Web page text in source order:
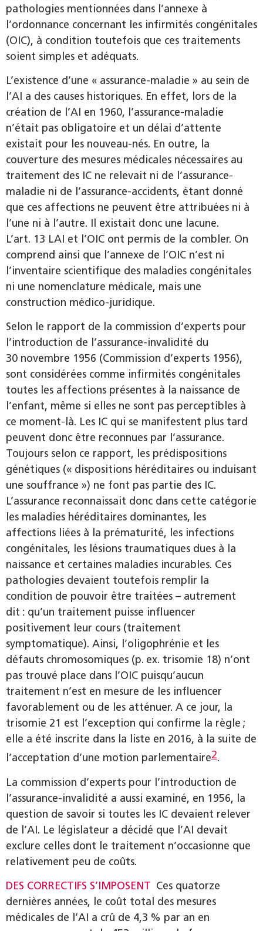
pathologies mentionnées dans l’annexe à
l’ordonnance concernant les infirmités congénitales
(OIC), à condition toutefois que ces traitements
soient simples et adéquats.
L’existence d’une « assurance-maladie » au sein de
l’AI a des causes historiques. En effet, lors de la
création de l’AI en 1960, l’assurance-maladie
n’était pas obligatoire et un délai d’attente
existait pour les nouveau-nés. En outre, la
couverture des mesures médicales nécessaires au
traitement des IC ne relevait ni de l’assurance-
maladie ni de l’assurance-accidents, étant donné
que ces affections ne peuvent être attribuées ni à
l’une ni à l’autre. Il existait donc une lacune.
L’art. 13 LAI et l’OIC ont permis de la combler. On
comprend ainsi que l’annexe de l’OIC n’est ni
l’inventaire scientifique des maladies congénitales
ni une nomenclature médicale, mais une
construction médico-juridique.
Selon le rapport de la commission d’experts pour
l’introduction de l’assurance-invalidité du
30 novembre 1956 (Commission d’experts 1956),
sont considérées comme infirmités congénitales
toutes les affections présentes à la naissance de
l’enfant, même si elles ne sont pas perceptibles à
ce moment-là. Les IC qui se manifestent plus tard
peuvent donc être reconnues par l’assurance.
Toujours selon ce rapport, les prédispositions
génétiques (« dispositions héréditaires ou induisant
une souffrance ») ne font pas partie des IC.
L’assurance reconnaissait donc dans cette catégorie
les maladies héréditaires dominantes, les
affections liées à la prématurité, les infections
congénitales, les lésions traumatiques dues à la
naissance et certaines maladies incurables. Ces
pathologies devaient toutefois remplir la
condition de pouvoir être traitées – autrement
dit : qu’un traitement puisse influencer
positivement leur cours (traitement
symptomatique). Ainsi, l’oligophrénie et les
défauts chromosomiques (p. ex. trisomie 18) n’ont
pas trouvé place dans l’OIC puisqu’aucun
traitement n’est en mesure de les influencer
favorablement ou de les atténuer. A ce jour, la
trisomie 21 est l’exception qui confirme la règle ;
elle a été inscrite dans la liste en 2016, à la suite de
l’acceptation d’une motion parlementaire2.
La commission d’experts pour l’introduction de
l’assurance-invalidité a aussi examiné, en 1956, la
question de savoir si toutes les IC devaient relever
de l’AI. Le législateur a décidé que l’AI devait
exclure celles dont le traitement n’occasionne que
relativement peu de coûts.
DES CORRECTIFS S’IMPOSENT Ces quatorze
dernières années, le coût total des mesures
médicales de l’AI a crû de 4,3 % par an en